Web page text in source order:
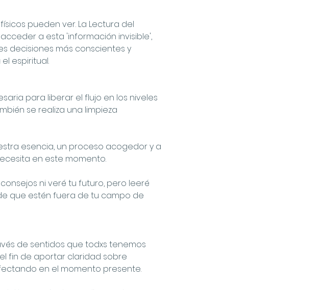
pueden ver. La Lectura del
a esta 'información invisible',
decisiones más conscientes y
espiritual.
para liberar el flujo en los niveles
se realiza una limpieza
esencia, un proceso acogedor y a
en este momento.
ni veré tu futuro, pero leeré
que estén fuera de tu campo de
de sentidos que todxs tenemos
fin de aportar claridad sobre
en el momento presente.